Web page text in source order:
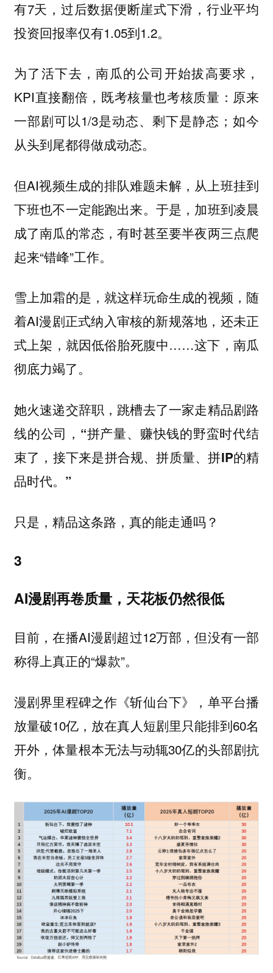
有7天，过后数据便断崖式下滑，行业平均
投资回报率仅有1.05到1.2。
为了活下去，南瓜的公司开始拔高要求，
KPI直接翻倍，既考核量也考核质量：原来
一部剧可以1/3是动态、剩下是静态；如今
从头到尾都得做成动态。
但AI视频生成的排队难题未解，从上班挂到
下班也不一定能跑出来。于是，加班到凌晨
成了南瓜的常态，有时甚至要半夜两三点爬
起来“错峰”工作。
雪上加霜的是，就这样玩命生成的视频，随
着AI漫剧正式纳入审核的新规落地，还未正
式上架，就因低俗胎死腹中……这下，南瓜
彻底力竭了。
她火速递交辞职，跳槽去了一家走精品剧路
线的公司， “拼产量、赚快钱的野蛮时代结
束了，接下来是拼合规、拼质量、拼IP的精
品时代。”
只是，精品这条路，真的能走通吗？
3
AI漫剧再卷质量，天花板仍然很低
目前，在播AI漫剧超过12万部，但没有一部
称得上真正的“爆款”。
漫剧界里程碑之作《斩仙台下》，单平台播
放量破10亿，放在真人短剧里只能排到60名
开外，体量根本无法与动辄30亿的头部剧抗
衡。